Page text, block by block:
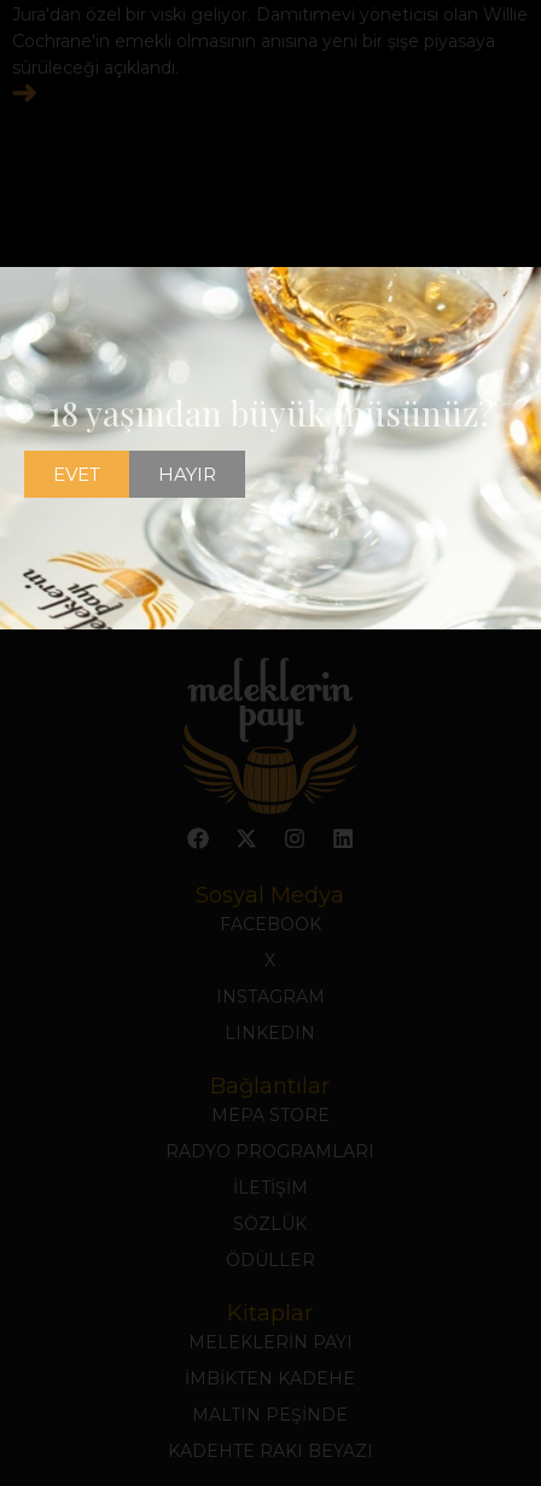
Jura'dan özel bir viski geliyor. Damıtımevi yöneticisi olan Willie
Cochrane'in emekli olmasının anısına yeni bir şişe piyasaya
sürüleceği açıklandı.
Sosyal Medya
FACEBOOK
X
INSTAGRAM
LINKEDIN
Bağlantılar
MEPA STORE
RADYO PROGRAMLARI
İLETİŞİM
SÖZLÜK
ÖDÜLLER
Kitaplar
MELEKLERİN PAYI
İMBİKTEN KADEHE
MALTIN PEŞİNDE
KADEHTE RAKI BEYAZI
18 yaşından büyük müsünüz?
EVET HAYIR